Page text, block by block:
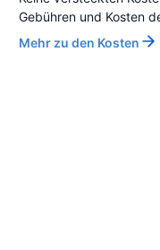
Gebühren und Kosten
Mehr zu den Kosten